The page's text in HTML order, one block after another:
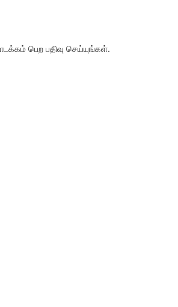
பெற பதிவு செய்யுங்கள்.